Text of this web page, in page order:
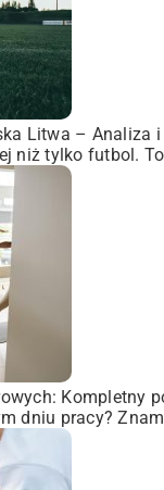
Litwa – Analiza
niż tylko futbol.
Kompletny
dniu pracy?